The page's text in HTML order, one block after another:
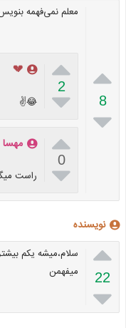

8

معلم نمی‌فهمه

2

💔
😂✌

0

مهسا
راست
نویسنده

22

سلام،میشه یکم
میفهمن